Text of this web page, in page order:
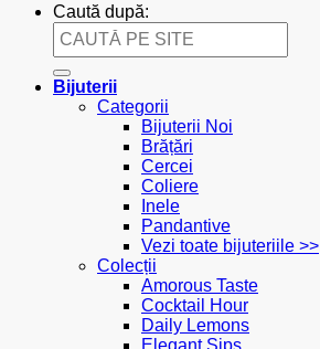
Caută după:
Bijuterii
Categorii
Bijuterii Noi
Brățări
Cercei
Coliere
Inele
Pandantive
Vezi toate bijuteriile >>
Colecții
Amorous Taste
Cocktail Hour
Daily Lemons
Elegant Sips